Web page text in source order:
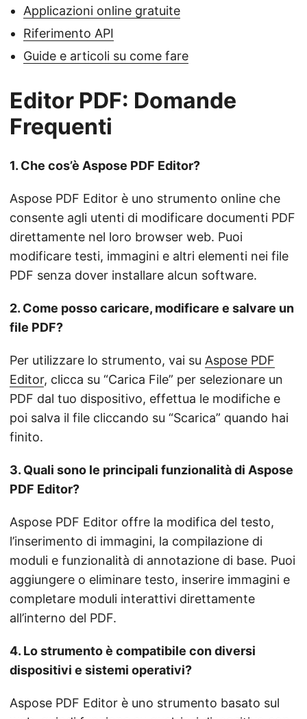
Applicazioni online gratuite
Riferimento API
Guide e articoli su come fare
Editor PDF: Domande
Frequenti
1. Che cos’è Aspose PDF Editor?
Aspose PDF Editor è uno strumento online che
consente agli utenti di modificare documenti PDF
direttamente nel loro browser web. Puoi
modificare testi, immagini e altri elementi nei file
PDF senza dover installare alcun software.
2. Come posso caricare, modificare e salvare un
file PDF?
Per utilizzare lo strumento, vai su Aspose PDF
Editor, clicca su “Carica File” per selezionare un
PDF dal tuo dispositivo, effettua le modifiche e
poi salva il file cliccando su “Scarica” quando hai
finito.
3. Quali sono le principali funzionalità di Aspose
PDF Editor?
Aspose PDF Editor offre la modifica del testo,
l’inserimento di immagini, la compilazione di
moduli e funzionalità di annotazione di base. Puoi
aggiungere o eliminare testo, inserire immagini e
completare moduli interattivi direttamente
all’interno del PDF.
4. Lo strumento è compatibile con diversi
dispositivi e sistemi operativi?
Aspose PDF Editor è uno strumento basato sul